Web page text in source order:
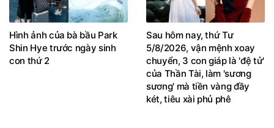
Hình ảnh của bà bầu Park
Shin Hye trước ngày sinh
con thứ 2
Sau hôm nay, thứ Tư
5/8/2026, vận mệnh xoay
chuyển, 3 con giáp là 'đệ tử'
của Thần Tài, làm 'sương
sương' mà tiền vàng đầy
két, tiêu xài phủ phê